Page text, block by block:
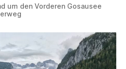
um den Vorderen Gosausee